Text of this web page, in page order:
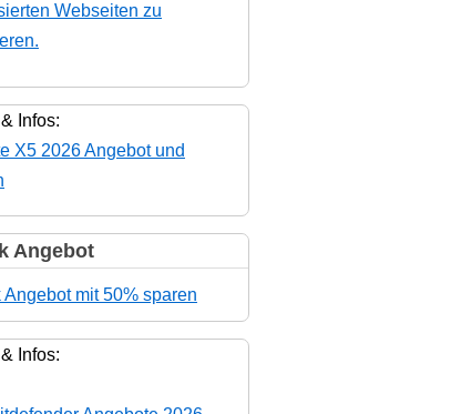
Webseiten zu
Infos:
Angebot
Angebot mit 50% sparen
Infos: